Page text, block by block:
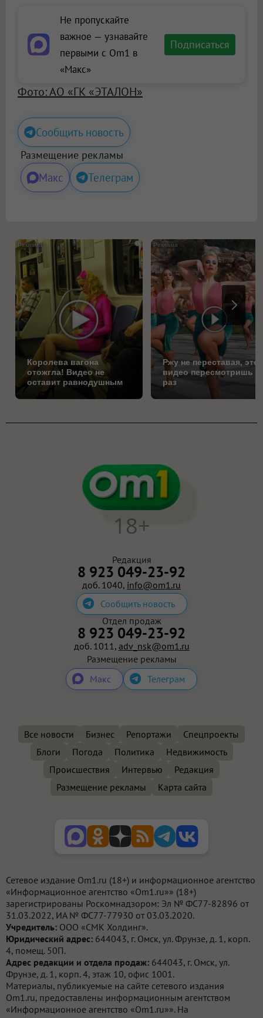
Не пропускайте
важное — узнавайте
первыми с Om1 в
«Макс»
Подписаться
Фото: АО «ГК «ЭТАЛОН»
Сообщить новость
Размещение рекламы
Макс Телеграм
i
Королева вагона
отожгла! Видео не
оставит равнодушным
Ржу не переставая, это
видео пересмотришь
раз
Редакция
8 923 049-23-92
доб. 1040, info@om1.ru
Сообщить новость
18+
Отдел продаж
8 923 049-23-92
доб. 1011, adv_nsk@om1.ru
Размещение рекламы
Макс
Телеграм
Все новости Бизнес Репортажи
Спецпроекты
Блоги
Погода Политика
Недвижимость
Происшествия
Интервью
Редакция
Размещение рекламы
Карта сайта
Сетевое издание Om1.ru (18+) и информационное агентство
«Информационное агентство «Om1.ru»» (18+)
зарегистрированы Роскомнадзором: Эл № ФС77-82896 от
31.03.2022, ИА № ФС77-77930 от 03.03.2020.
Учредитель: ООО «СМК Холдинг».
Юридический адрес: 644043, г. Омск, ул. Фрунзе, д. 1, корп.
4, помещ. 50П.
Адрес редакции и отдела продаж: 644043, г. Омск, ул.
Фрунзе, д. 1, корп. 4, этаж 10, офис 1001.
Материалы, публикуемые на сайте сетевого издания
Om1.ru, предоставлены информационным агентством
«Информационное агентство «Om1.ru»». На